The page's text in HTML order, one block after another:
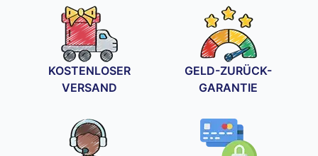
KOSTENLOSER
VERSAND
GELD-ZURÜCK-
GARANTIE